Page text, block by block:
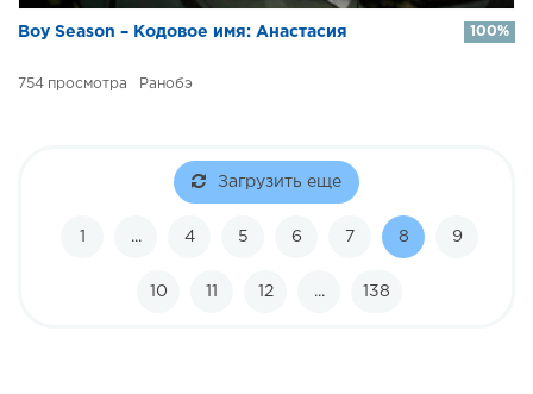
Boy Season – Кодовое имя: Анастасия
754 Ранобэ
100%
Загрузить еще
1 ... 4 5 6 7 8 9
10 11 12 ... 138